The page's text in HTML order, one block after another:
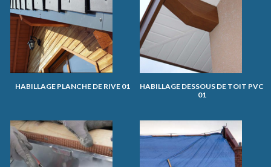
HABILLAGE PLANCHE DE RIVE 01
HABILLAGE DESSOUS DE TOIT PVC
01